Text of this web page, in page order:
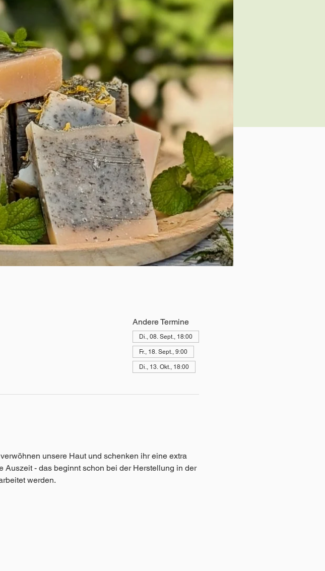
Andere Termine
Di., 08. Sept., 18:00
Fr., 18. Sept., 9:00
Di., 13. Okt., 18:00
unsere Haut und schenken ihr eine extra
- das beginnt schon bei der Herstellung in der
werden.